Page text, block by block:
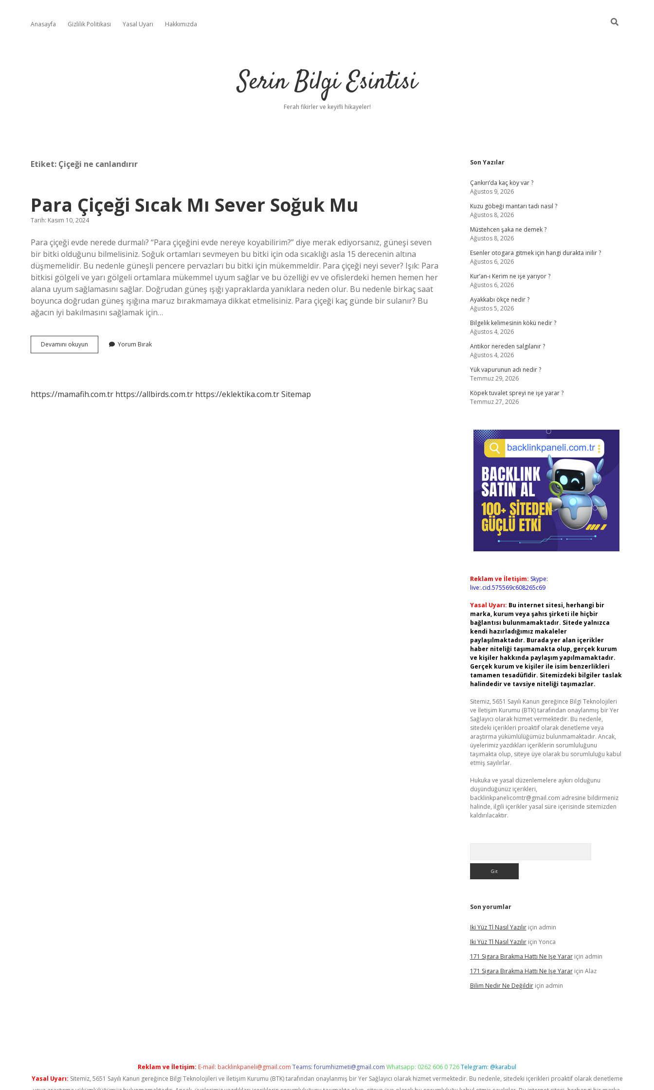
Anasayfa Gizlilik Politikası Yasal Uyarı Hakkımızda
Serin Bilgi Esintisi
Ferah fikirler ve keyifli hikayeler!
Etiket: Çiçeği ne canlandırır
Para Çiçeği Sıcak Mı Sever Soğuk Mu
Tarih: Kasım 10, 2024
Para çiçeği evde nerede durmalı? “Para çiçeğini evde nereye koyabilirim?” diye merak ediyorsanız, güneşi seven
bir bitki olduğunu bilmelisiniz. Soğuk ortamları sevmeyen bu bitki için oda sıcaklığı asla 15 derecenin altına
düşmemelidir. Bu nedenle güneşli pencere pervazları bu bitki için mükemmeldir. Para çiçeği neyi sever? Işık: Para
bitkisi gölgeli ve yarı gölgeli ortamlara mükemmel uyum sağlar ve bu özelliği ev ve ofislerdeki hemen hemen her
alana uyum sağlamasını sağlar. Doğrudan güneş ışığı yapraklarda yanıklara neden olur. Bu nedenle birkaç saat
boyunca doğrudan güneş ışığına maruz bırakmamaya dikkat etmelisiniz. Para çiçeği kaç günde bir sulanır? Bu
ağacın iyi bakılmasını sağlamak için…
Devamını okuyun
Çiçeği
Mu
Yorum Bırak
https://mamafih.com.tr https://allbirds.com.tr https://eklektika.com.trSitemap
Sidebar
Son Yazılar
Çankırı’da kaç köy var ?
Ağustos 9, 2026
Kuzu göbeği mantarı tadı nasıl ?
Ağustos 8, 2026
Müstehcen şaka ne demek ?
Ağustos 8, 2026
Esenler otogara gitmek için hangi durakta inilir ?
Ağustos 6, 2026
Kur’an-ı Kerim ne işe yarıyor ?
Ağustos 6, 2026
Ayakkabı ökçe nedir ?
Ağustos 5, 2026
Bilgelik kelimesinin kökü nedir ?
Ağustos 4, 2026
Antikor nereden salgılanır ?
Ağustos 4, 2026
Yük vapurunun adı nedir ?
Temmuz 29, 2026
Köpek tuvalet spreyi ne işe yarar ?
Temmuz 27, 2026
Reklam ve İletişim: Skype:
live:.cid.575569c608265c69
Yasal Uyarı: Bu internet sitesi, herhangi bir
marka, kurum veya şahıs şirketi ile hiçbir
bağlantısı bulunmamaktadır. Sitede yalnızca
kendi hazırladığımız makaleler
paylaşılmaktadır. Burada yer alan içerikler
haber niteliği taşımamakta olup, gerçek kurum
ve kişiler hakkında paylaşım yapılmamaktadır.
Gerçek kurum ve kişiler ile isim benzerlikleri
tamamen tesadüfidir. Sitemizdeki bilgiler taslak
halindedir ve tavsiye niteliği taşımazlar.
Sitemiz, 5651 Sayılı Kanun gereğince Bilgi Teknolojileri
ve İletişim Kurumu (BTK) tarafından onaylanmış bir Yer
Sağlayıcı olarak hizmet vermektedir. Bu nedenle,
sitedeki içerikleri proaktif olarak denetleme veya
araştırma yükümlülüğümüz bulunmamaktadır. Ancak,
üyelerimiz yazdıkları içeriklerin sorumluluğunu
taşımakta olup, siteye üye olarak bu sorumluluğu kabul
etmiş sayılırlar.
Hukuka ve yasal düzenlemelere aykırı olduğunu
düşündüğünüz içerikleri,
backlinkpanelicomtr@gmail.com adresine bildirmeniz
halinde, ilgili içerikler yasal süre içerisinde sitemizden
kaldırılacaktır.
Son yorumlar
Iki Yüz Tl Nasıl Yazılıriçin admin
Iki Yüz Tl Nasıl Yazılıriçin Yonca
171 Sigara Bırakma Hattı Ne Işe Yarariçin admin
171 Sigara Bırakma Hattı Ne Işe Yarariçin Alaz
Bilim Nedir Ne Değildiriçin admin
Reklam ve İletişim: E-mail: backlinkpaneli@gmail.com Teams:forumhizmeti@gmail.com Whatsapp: 0262 606 0 726Telegram: @karabul
Yasal Uyarı: Sitemiz, 5651 Sayılı Kanun gereğince Bilgi Teknolojileri ve İletişim Kurumu (BTK) tarafından onaylanmış bir Yer Sağlayıcı olarak hizmet vermektedir. Bu nedenle, sitedeki içerikleri proaktif olarak denetleme